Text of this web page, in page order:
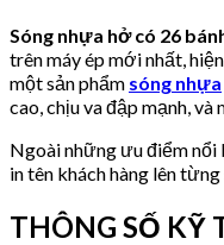
Sóng nhựa hở có 26
trên máy ép mới nhất,
một sản phẩm sóng nhựa
cao, chịu va đập mạnh,
Ngoài những ưu điểm nổi
in tên khách hàng lên
THÔNG SỐ KỸ